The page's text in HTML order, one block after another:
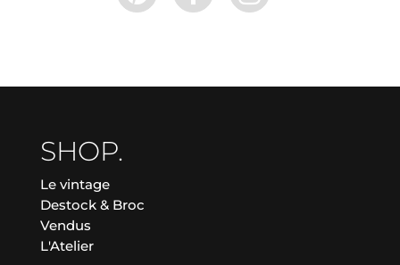
SHOP.
Le vintage
Destock & Broc
Vendus
L'Atelier